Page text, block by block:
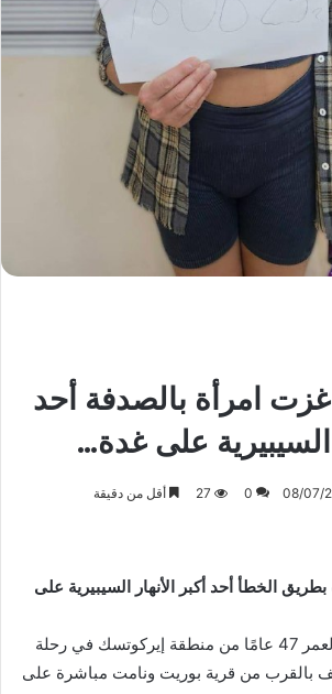
امرأة بالصدفة أحد
السيبيرية على غدة…
08/07/
0
27 أقل من دقيقة
الخطأ أحد أكبر الأنهار السيبيرية على
ذهبت امرأة تبلغ من العمر 47 عامًا من منطقة إيركوتسك في رحلة
بالقرب من قرية بوريت ونامت مباشرة على